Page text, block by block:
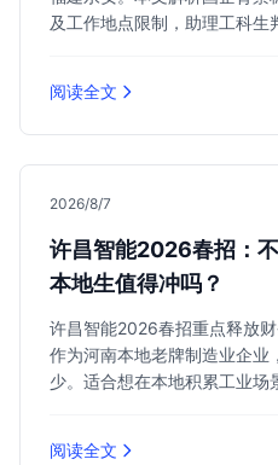
及工作地点限制，助理工科生
阅读全文
2026/8/7
许昌智能2026春招：
本地生值得冲吗？
许昌智能2026春招重点释放财
作为河南本地老牌制造业企业
少。适合想在本地积累工业场
阅读全文